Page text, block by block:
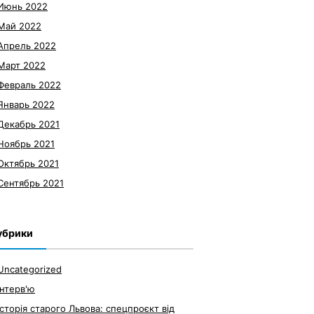
2022
2022
2022
2022
2022
2022
2021
2021
2021
2021
старого Львова: спецпроєкт від